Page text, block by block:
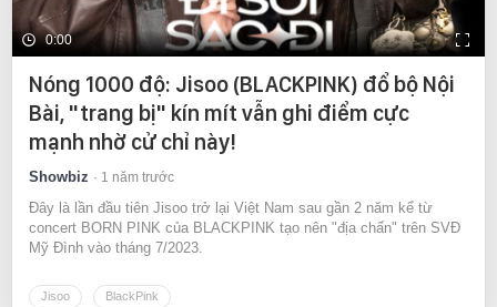
0:00
Nóng 1000 độ: Jisoo (BLACKPINK) đổ bộ Nội
Bài, "trang bị" kín mít vẫn ghi điểm cực
mạnh nhờ cử chỉ này!
Showbiz 1 năm trước
Đây là lần đầu tiên Jisoo trở lại Việt Nam sau gần 2 năm kể từ
concert BORN PINK của BLACKPINK tạo nên "địa chấn" trên SVĐ
Mỹ Đình vào tháng 7/2023.
Jisoo BlackPink